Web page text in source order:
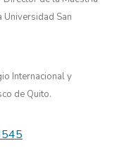
Universidad San
Internacional y
de Quito.